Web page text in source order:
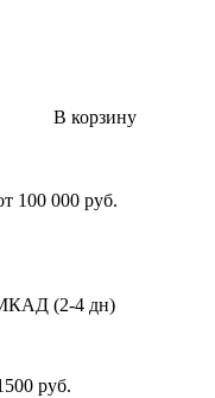
В корзину
100 000 руб.
(2-4 дн)
руб.